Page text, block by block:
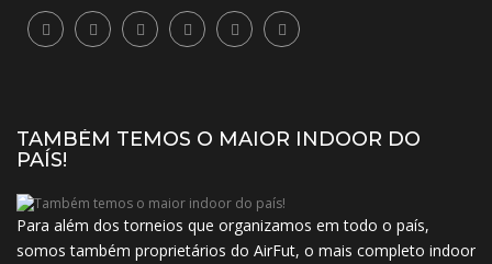
TAMBÉM TEMOS O MAIOR INDOOR DO
PAÍS!
Para além dos torneios que organizamos em todo o país,
somos também proprietários do AirFut, o mais completo indoor